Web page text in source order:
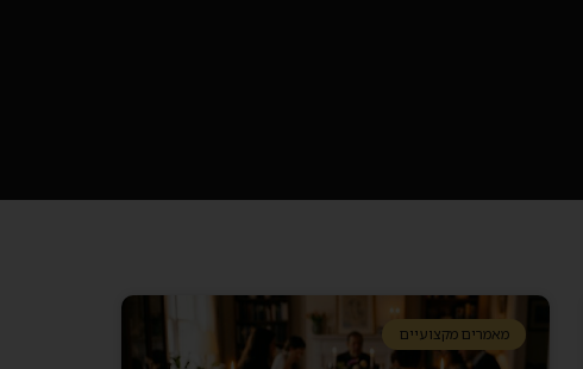
מאמרים מקצועיים